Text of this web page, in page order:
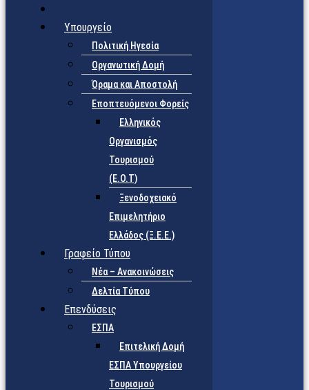
Υπουργείο
Πολιτική Ηγεσία
Οργανωτική Δομή
Όραμα και Αποστολή
Εποπτευόμενοι Φορείς
Eλληνικός
Οργανισμός
Τουρισμού
(Ε.Ο.Τ)
Ξενοδοχειακό
Επιμελητήριο
Ελλάδος (Ξ.Ε.Ε.)
Γραφείο Τύπου
Νέα – Ανακοινώσεις
Δελτία Τύπου
Επενδύσεις
ΕΣΠΑ
Επιτελική Δομή
ΕΣΠΑ Υπουργείου
Τουρισμού